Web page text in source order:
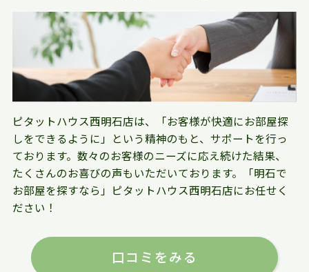
ピタットハウス西明石店は、「お客様が快適にお部屋探
しをできるように」という精神のもと、サポートを行っ
ております。数々のお客様のニーズに応え続けた結果、
たくさんのお喜びの声もいただいております。「明石で
お部屋を探すなら」ピタットハウス西明石店にお任せく
ださい！
口コミをみる